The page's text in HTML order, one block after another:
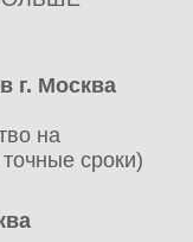
г. Москва
на
сроки)